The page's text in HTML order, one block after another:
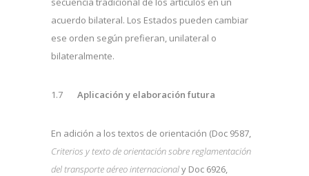
acuerdo bilateral. Los Estados pueden cambiar
ese orden según prefieran, unilateral o
bilateralmente.
1.7 Aplicación y elaboración futura
En adición a los textos de orientación (Doc 9587,
Criterios y texto de orientación sobre reglamentación
del transporte aéreo internacionaly Doc 6926,